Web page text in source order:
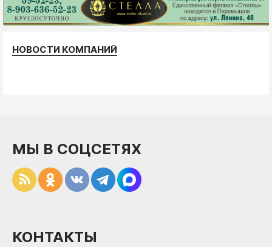
НОВОСТИ КОМПАНИЙ
МЫ В СОЦСЕТЯХ
КОНТАКТЫ